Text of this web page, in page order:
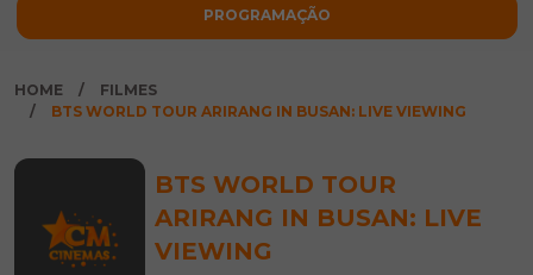
HOME
FILMES
BTS WORLD TOUR ARIRANG IN BUSAN: LIVE VIEWING
BTS WORLD TOUR
ARIRANG IN BUSAN: LIVE
VIEWING